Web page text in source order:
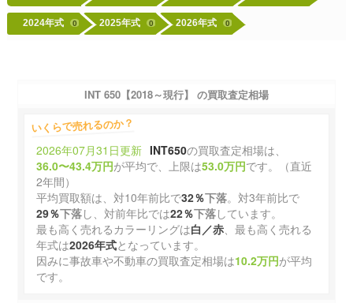
2024年式 0 2025年式 0 2026年式 0
INT 650【2018～現行】 の買取査定相場
いくらで売れるのか？
2026年07月31日更新 INT650の買取査定相場は、
36.0〜43.4万円が平均で、上限は53.0万円です。（直近
2年間）
平均買取額は、対10年前比で32％下落。対3年前比で
29％下落し、対前年比では22％下落しています。
最も高く売れるカラーリングは白／赤 、最も高く売れる
年式は2026年式となっています。
因みに事故車や不動車の買取査定相場は10.2万円が平均
です。